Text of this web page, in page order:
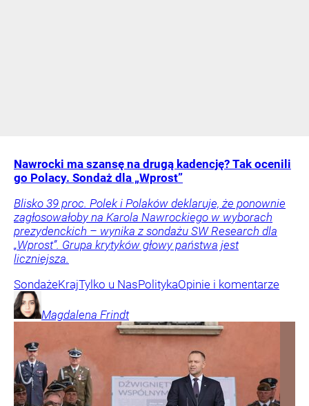
Nawrocki ma szansę na drugą kadencję? Tak ocenili
go Polacy. Sondaż dla „Wprost”
Blisko 39 proc. Polek i Polaków deklaruje, że ponownie
zagłosowałoby na Karola Nawrockiego w wyborach
prezydenckich – wynika z sondażu SW Research dla
„Wprost”. Grupa krytyków głowy państwa jest
liczniejsza.
SondażeKrajTylko u NasPolitykaOpinie i komentarze
Magdalena Frindt